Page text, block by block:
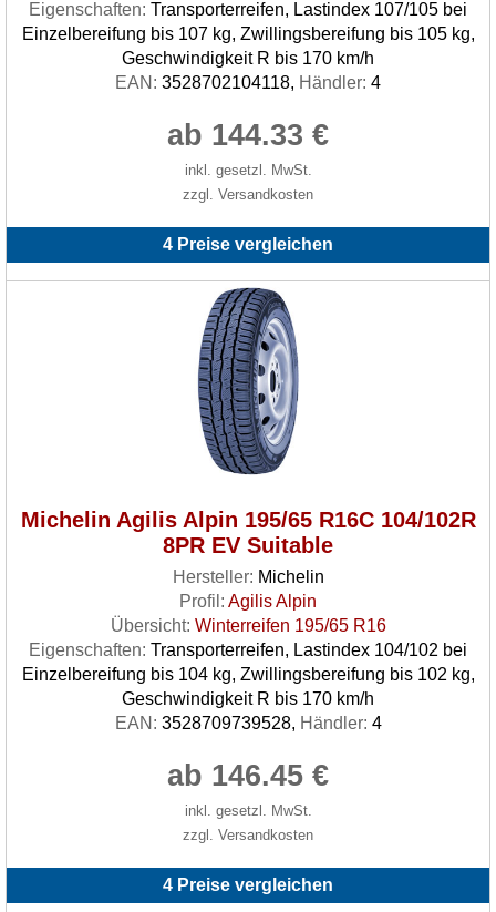
Eigenschaften: Transporterreifen, Lastindex 107/105 bei
Einzelbereifung bis 107 kg, Zwillingsbereifung bis 105 kg,
Geschwindigkeit R bis 170 km/h
EAN: 3528702104118, Händler: 4
ab 144.33 €
inkl. gesetzl. MwSt.
zzgl. Versandkosten
4 Preise vergleichen
Michelin Agilis Alpin 195/65 R16C 104/102R
8PR EV Suitable
Hersteller: Michelin
Profil: Agilis Alpin
Übersicht: Winterreifen 195/65 R16
Eigenschaften: Transporterreifen, Lastindex 104/102 bei
Einzelbereifung bis 104 kg, Zwillingsbereifung bis 102 kg,
Geschwindigkeit R bis 170 km/h
EAN: 3528709739528, Händler: 4
ab 146.45 €
inkl. gesetzl. MwSt.
zzgl. Versandkosten
4 Preise vergleichen